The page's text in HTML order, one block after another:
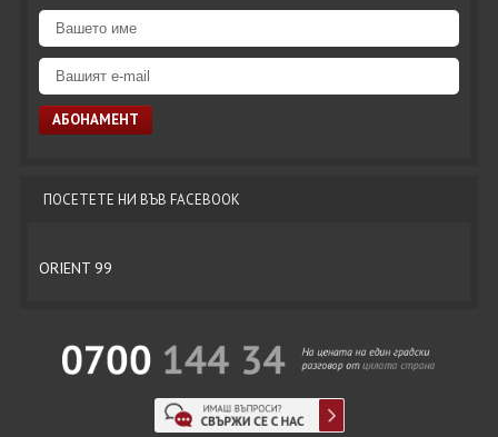
ПОСЕТЕТЕ НИ ВЪВ FACEBOOK
ORIENT 99